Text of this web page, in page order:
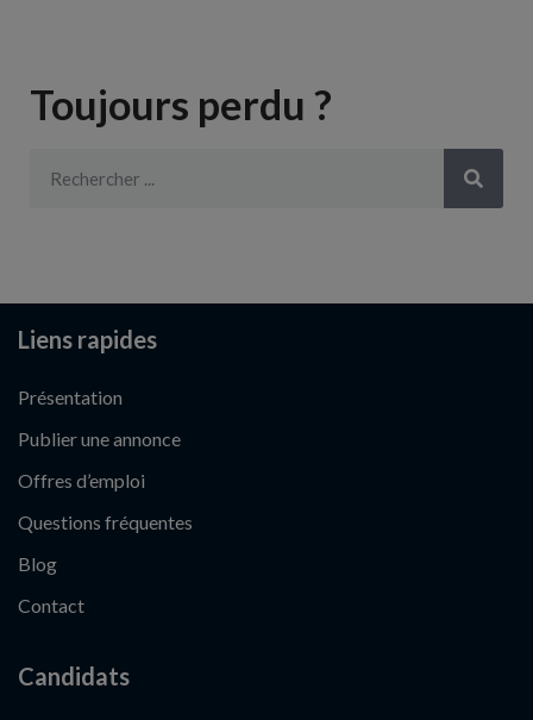
Toujours perdu ?
Liens rapides
Présentation
Publier une annonce
Offres d’emploi
Questions fréquentes
Blog
Contact
Candidats